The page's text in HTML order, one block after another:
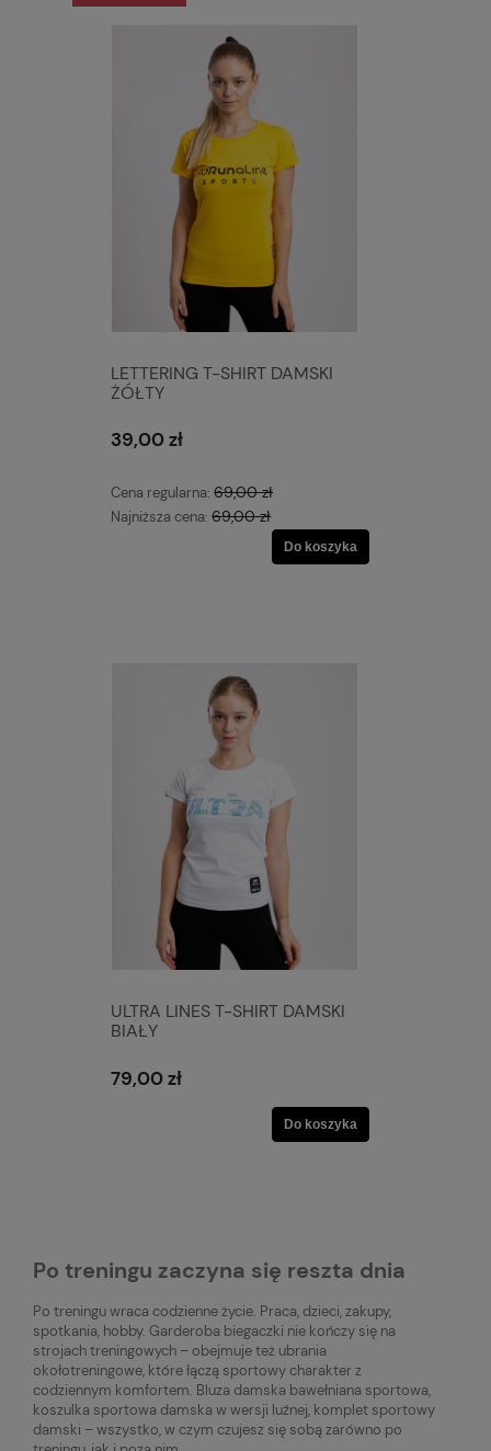
LETTERING T-SHIRT DAMSKI
ŻÓŁTY
39,00 zł
Cena regularna:69,00 zł
Najniższa cena:69,00 zł
Do koszyka
ULTRA LINES T-SHIRT DAMSKI
BIAŁY
79,00 zł
Do koszyka
Po treningu zaczyna się reszta dnia
Po treningu wraca codzienne życie. Praca, dzieci, zakupy,
spotkania, hobby. Garderoba biegaczki nie kończy się na
strojach treningowych – obejmuje też ubrania
okołotreningowe, które łączą sportowy charakter z
codziennym komfortem. Bluza damska bawełniana sportowa,
koszulka sportowa damska w wersji luźnej, komplet sportowy
damski – wszystko, w czym czujesz się sobą zarówno po